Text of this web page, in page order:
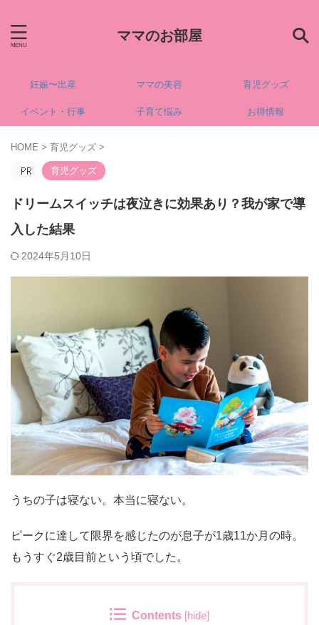
ママのお部屋
妊娠〜出産 ママの美容 育児グッズ
イベント・行事 子育て悩み お得情報
HOME > 育児グッズ >
育児グッズ
ドリームスイッチは夜泣きに効果あり？我が家で導
入した結果
2024年5月10日
うちの子は寝ない。本当に寝ない。
ピークに達して限界を感じたのが息子が1歳11か月の時。
もうすぐ2歳目前という頃でした。
Contents [hide]